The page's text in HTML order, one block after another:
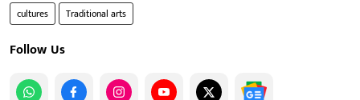
cultures Traditional arts
Follow Us